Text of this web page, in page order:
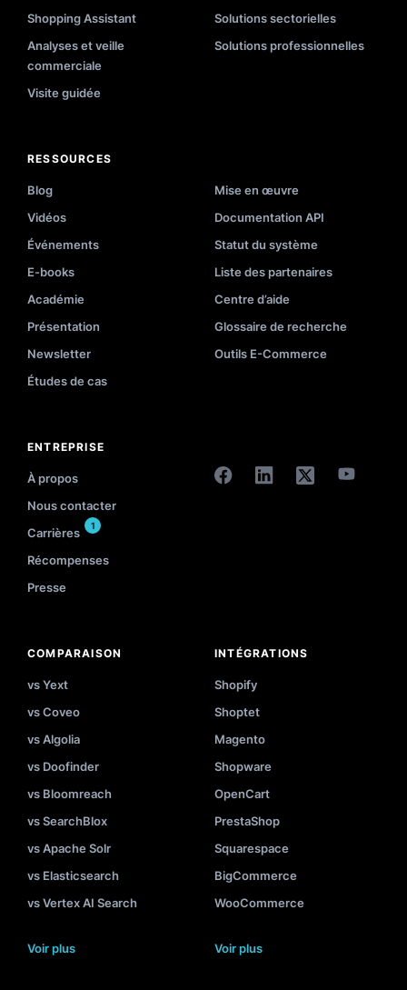
Shopping Assistant
Solutions sectorielles
Analyses et veille
commerciale
Solutions professionnelles
Visite guidée
RESSOURCES
Blog
Mise en œuvre
Vidéos
Documentation API
Événements
Statut du système
E-books
Liste des partenaires
Académie
Centre d’aide
Présentation
Glossaire de recherche
Newsletter
Outils E-Commerce
Études de cas
ENTREPRISE
À propos
Nous contacter
Carrières
1
Récompenses
Presse
COMPARAISON
vs Yext
vs Coveo
vs Algolia
vs Doofinder
vs Bloomreach
vs SearchBlox
vs Apache Solr
vs Elasticsearch
vs Vertex AI Search
Voir plus
INTÉGRATIONS
Shopify
Shoptet
Magento
Shopware
OpenCart
PrestaShop
Squarespace
BigCommerce
WooCommerce
Voir plus